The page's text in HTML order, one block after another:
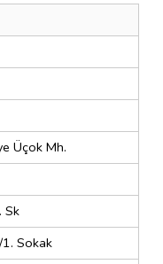
Üçok Mh.
Sk
Sokak